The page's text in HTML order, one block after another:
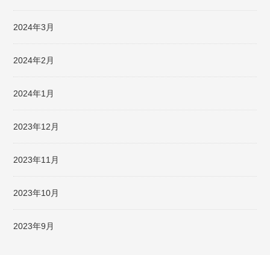
2024年3月
2024年2月
2024年1月
2023年12月
2023年11月
2023年10月
2023年9月